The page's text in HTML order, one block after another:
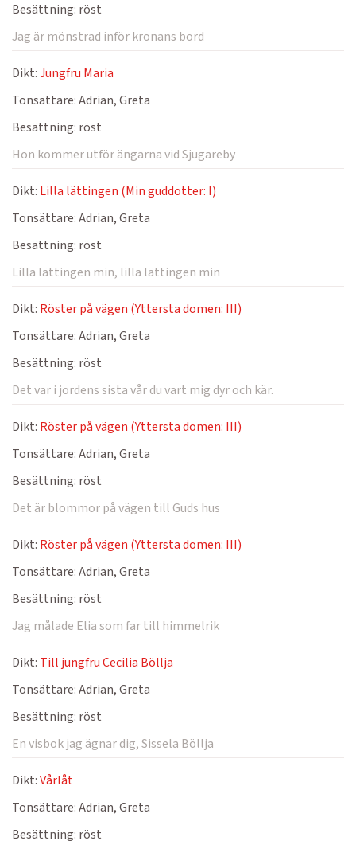
Besättning: röst
Jag är mönstrad inför kronans bord
Dikt:Jungfru Maria
Tonsättare:Adrian, Greta
Besättning: röst
Hon kommer utför ängarna vid Sjugareby
Dikt: Lilla lättingen (Min guddotter: I)
Tonsättare:Adrian, Greta
Besättning: röst
Lilla lättingen min, lilla lättingen min
Dikt: Röster på vägen (Yttersta domen: III)
Tonsättare:Adrian, Greta
Besättning: röst
Det var i jordens sista vår du vart mig dyr och kär.
Dikt: Röster på vägen (Yttersta domen: III)
Tonsättare:Adrian, Greta
Besättning: röst
Det är blommor på vägen till Guds hus
Dikt: Röster på vägen (Yttersta domen: III)
Tonsättare:Adrian, Greta
Besättning: röst
Jag målade Elia som far till himmelrik
Dikt: Till jungfru Cecilia Böllja
Tonsättare:Adrian, Greta
Besättning: röst
En visbok jag ägnar dig, Sissela Böllja
Dikt:Vårlåt
Tonsättare:Adrian, Greta
Besättning: röst